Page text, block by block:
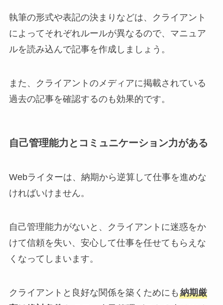
執筆の形式や表記の決まりなどは、クライアント
によってそれぞれルールが異なるので、マニュア
ルを読み込んで記事を作成しましょう。
また、クライアントのメディアに掲載されている
過去の記事を確認するのも効果的です。
自己管理能力とコミュニケーション力がある
Webライターは、納期から逆算して仕事を進めな
ければいけません。
自己管理能力がないと、クライアントに迷惑をか
けて信頼を失い、安心して仕事を任せてもらえな
くなってしまいます。
クライアントと良好な関係を築くためにも 納期厳